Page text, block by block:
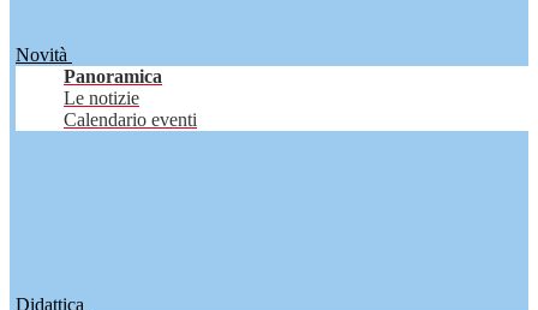
Novità
Panoramica
Le notizie
Calendario eventi
Didattica